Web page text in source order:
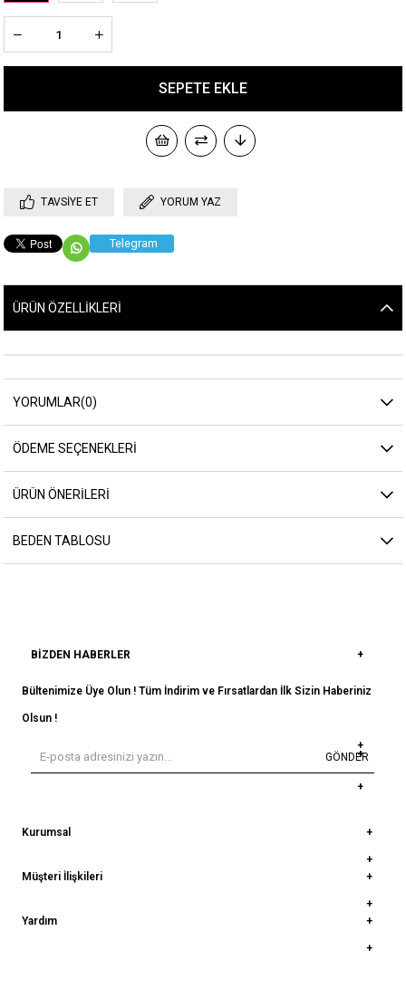
TAVSIYE ET YORUM YAZ
Telegram
ÜRÜN ÖZELLIKLERI
YORUMLAR(0)
ÖDEME SEÇENEKLERI
ÜRÜN ÖNERILERI
BEDEN TABLOSU
BIZDEN HABERLER
Bültenimize Üye Olun ! Tüm İndirim ve Fırsatlardan İlk Sizin Haberiniz
Olsun !
GÖNDER
Kurumsal
Müşteri İlişkileri
Yardım